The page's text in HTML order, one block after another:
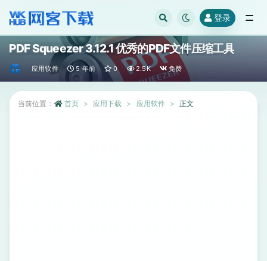
登录
PDF Squeezer 3.12.1 优秀的PDF文件压缩工具
应用软件 5 年前 0 2.5K 免费
当前位置： 首页 应用下载 应用软件 正文
全部